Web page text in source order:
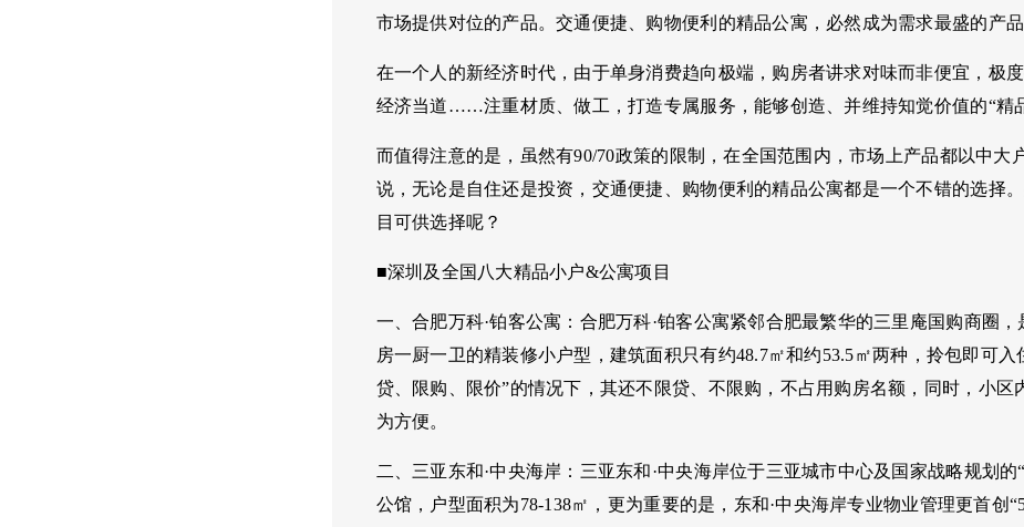
市场提供对位的产品。交通便捷、购物便利的精品公寓，必然成为需求最盛的产品
在一个人的新经济时代，由于单身消费趋向极端，购房者讲求对味而非便宜，极
经济当道……注重材质、做工，打造专属服务，能够创造、并维持知觉价值的“精
而值得注意的是，虽然有90/70政策的限制，在全国范围内，市场上产品都以中大
说，无论是自住还是投资，交通便捷、购物便利的精品公寓都是一个不错的选择
目可供选择呢？
■深圳及全国八大精品小户&公寓项目
一、合肥万科·铂客公寓：合肥万科·铂客公寓紧邻合肥最繁华的三里庵国购商圈
房一厨一卫的精装修小户型，建筑面积只有约48.7㎡和约53.5㎡两种，拎包即可
贷、限购、限价”的情况下，其还不限贷、不限购，不占用购房名额，同时，小
为方便。
二、三亚东和·中央海岸：三亚东和·中央海岸位于三亚城市中心及国家战略规划
公馆，户型面积为78-138㎡，更为重要的是，东和·中央海岸专业物业管理更首创